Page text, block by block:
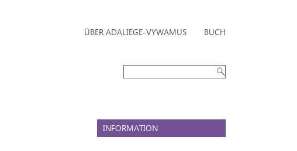
ÜBER ADALIEGE-VYWAMUS BUCH
INFORMATION